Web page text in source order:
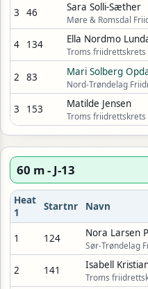
3 46 Sara Solli-Sæther
Møre & Romsdal
4 134 Ella Nordmo
Troms friidrettskrets
2 83 Mari Solberg
Nord-Trøndelag
3 153 Matilde Jensen
Troms friidrettskrets
60 m - J-13
Heat
1
Startnr Navn
1 124 Nora Larsen
Sør-Trøndelag
2 141 Isabell
Troms